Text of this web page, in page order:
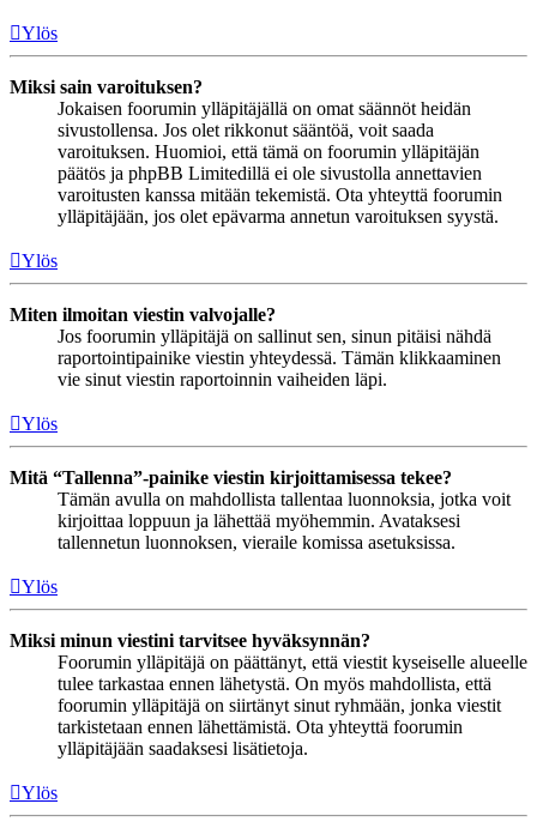
Ylös
Miksi sain varoituksen?
Jokaisen foorumin ylläpitäjällä on omat säännöt heidän
sivustollensa. Jos olet rikkonut sääntöä, voit saada
varoituksen. Huomioi, että tämä on foorumin ylläpitäjän
päätös ja phpBB Limitedillä ei ole sivustolla annettavien
varoitusten kanssa mitään tekemistä. Ota yhteyttä foorumin
ylläpitäjään, jos olet epävarma annetun varoituksen syystä.
Ylös
Miten ilmoitan viestin valvojalle?
Jos foorumin ylläpitäjä on sallinut sen, sinun pitäisi nähdä
raportointipainike viestin yhteydessä. Tämän klikkaaminen
vie sinut viestin raportoinnin vaiheiden läpi.
Ylös
Mitä “Tallenna”-painike viestin kirjoittamisessa tekee?
Tämän avulla on mahdollista tallentaa luonnoksia, jotka voit
kirjoittaa loppuun ja lähettää myöhemmin. Avataksesi
tallennetun luonnoksen, vieraile komissa asetuksissa.
Ylös
Miksi minun viestini tarvitsee hyväksynnän?
Foorumin ylläpitäjä on päättänyt, että viestit kyseiselle alueelle
tulee tarkastaa ennen lähetystä. On myös mahdollista, että
foorumin ylläpitäjä on siirtänyt sinut ryhmään, jonka viestit
tarkistetaan ennen lähettämistä. Ota yhteyttä foorumin
ylläpitäjään saadaksesi lisätietoja.
Ylös